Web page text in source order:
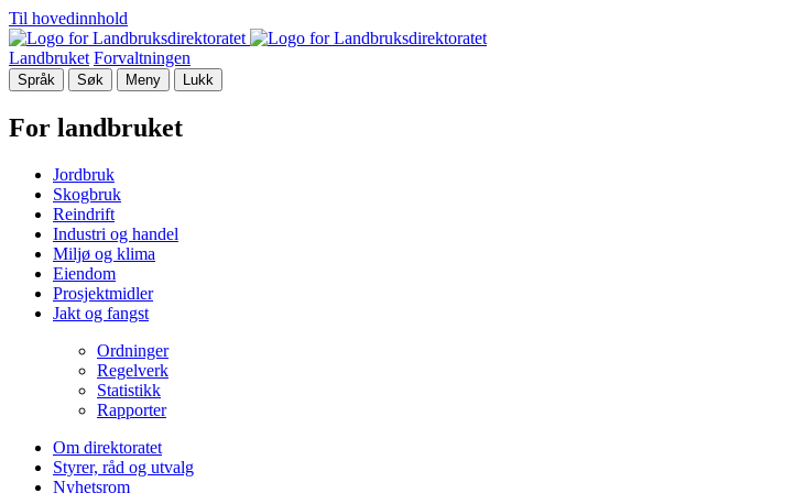
Til hovedinnhold
Landbruket Forvaltningen
Språk Søk Meny Lukk
For landbruket
Jordbruk
Skogbruk
Reindrift
Industri og handel
Miljø og klima
Eiendom
Prosjektmidler
Jakt og fangst
Ordninger
Regelverk
Statistikk
Rapporter
Om direktoratet
Styrer, råd og utvalg
Nyhetsrom